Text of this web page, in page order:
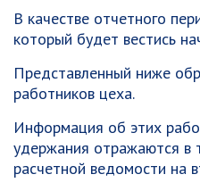
В качестве отчетного
который будет вестись
Представленный ниже
работников цеха.
Информация об этих
удержания отражаются в
расчетной ведомости на